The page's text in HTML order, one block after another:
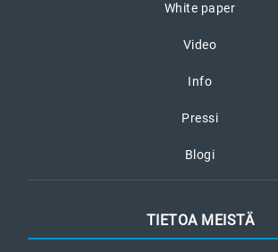
White paper
Video
Info
Pressi
Blogi
TIETOA MEISTÄ